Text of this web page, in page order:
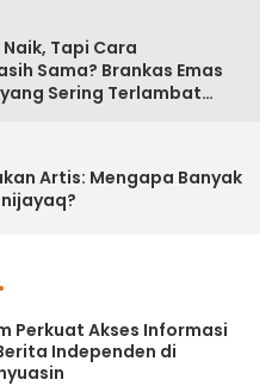
Tapi Cara
Sama? Brankas Emas
Sering Terlambat
Artis: Mengapa Banyak
Perkuat Akses Informasi
Independen di